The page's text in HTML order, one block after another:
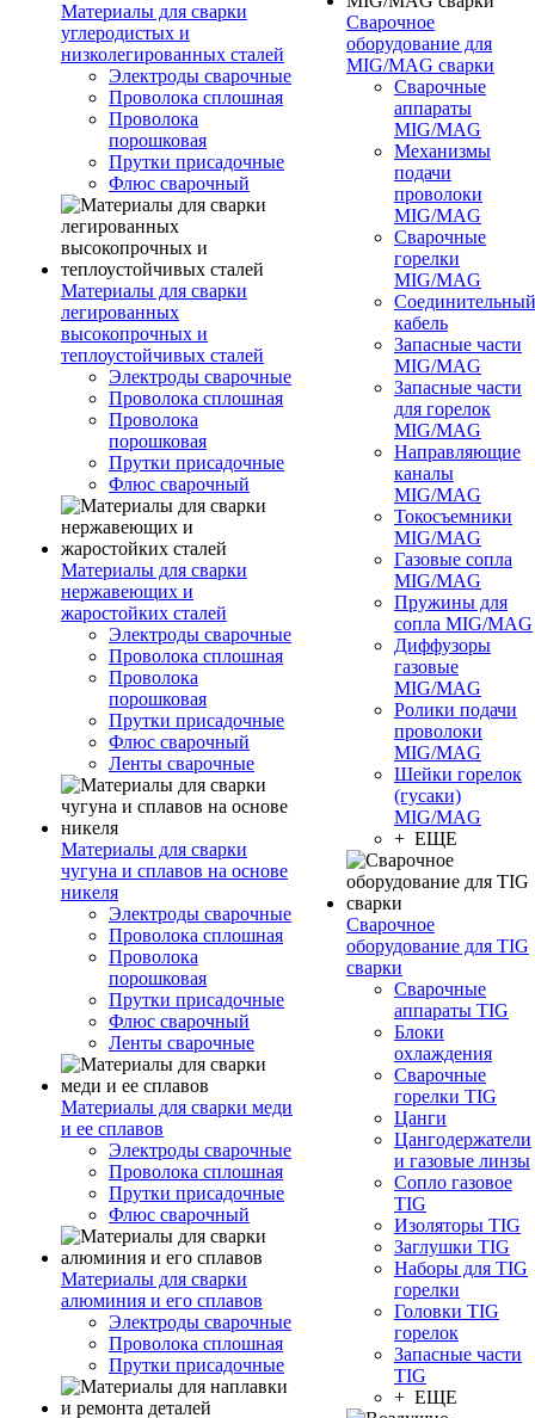
Материалы для сварки
углеродистых и
низколегированных сталей
Электроды сварочные
Проволока сплошная
Проволока
порошковая
Прутки присадочные
Флюс сварочный
Материалы для сварки
легированных
высокопрочных и
теплоустойчивых сталей
Электроды сварочные
Проволока сплошная
Проволока
порошковая
Прутки присадочные
Флюс сварочный
Материалы для сварки
нержавеющих и
жаростойких сталей
Электроды сварочные
Проволока сплошная
Проволока
порошковая
Прутки присадочные
Флюс сварочный
Ленты сварочные
Материалы для сварки
чугуна и сплавов на основе
никеля
Электроды сварочные
Проволока сплошная
Проволока
порошковая
Прутки присадочные
Флюс сварочный
Ленты сварочные
Материалы для сварки меди
и ее сплавов
Электроды сварочные
Проволока сплошная
Прутки присадочные
Флюс сварочный
Материалы для сварки
алюминия и его сплавов
Электроды сварочные
Проволока сплошная
Прутки присадочные
Сварочное
оборудование для
MIG/MAG сварки
Сварочные
аппараты
MIG/MAG
Механизмы
подачи
проволоки
MIG/MAG
Сварочные
горелки
MIG/MAG
Соединительный
кабель
Запасные части
MIG/MAG
Запасные части
для горелок
MIG/MAG
Направляющие
каналы
MIG/MAG
Токосъемники
MIG/MAG
Газовые сопла
MIG/MAG
Пружины для
сопла MIG/MAG
Диффузоры
газовые
MIG/MAG
Ролики подачи
проволоки
MIG/MAG
Шейки горелок
(гусаки)
MIG/MAG
+ ЕЩЕ
Сварочное
оборудование для TIG
сварки
Сварочные
аппараты TIG
Блоки
охлаждения
Сварочные
горелки TIG
Цанги
Цангодержатели
и газовые линзы
Сопло газовое
TIG
Изоляторы TIG
Заглушки TIG
Наборы для TIG
горелки
Головки TIG
горелок
Запасные части
TIG
+ ЕЩЕ